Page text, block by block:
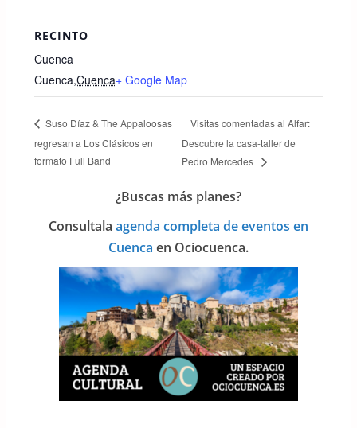
RECINTO
Cuenca
Cuenca,Cuenca+ Google Map
Suso Díaz & The Appaloosas
regresan a Los Clásicos en
formato Full Band
Visitas comentadas al Alfar:
Descubre la casa-taller de
Pedro Mercedes
¿Buscas más planes?
Consultala agenda completa de eventos en
Cuenca en Ociocuenca.